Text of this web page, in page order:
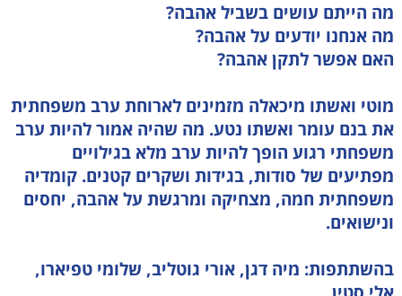
מה הייתם עושים בשביל אהבה?
מה אנחנו יודעים על אהבה?
האם אפשר לתקן אהבה?
מוטי ואשתו מיכאלה מזמינים לארוחת ערב משפחתית
את בנם עומר ואשתו נטע. מה שהיה אמור להיות ערב
משפחתי רגוע הופך להיות ערב מלא בגילויים
מפתיעים של סודות, בגידות ושקרים קטנים. קומדיה
משפחתית חמה, מצחיקה ומרגשת על אהבה, יחסים
ונישואים.
בהשתתפות: מיה דגן, אורי גוטליב, שלומי טפיארו,